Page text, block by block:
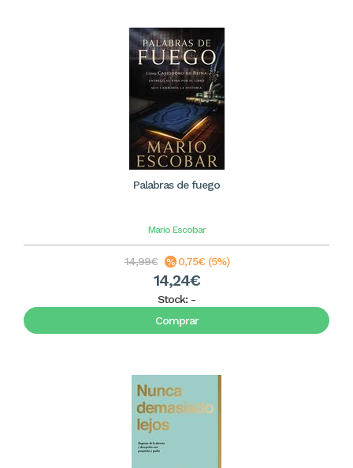
Palabras de fuego
Mario Escobar
14,99€ 0,75€ (5%)
14,24€
Stock: -
Comprar